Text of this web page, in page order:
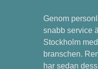
Genom
snabb service
Stockholm
branschen.
har sedan